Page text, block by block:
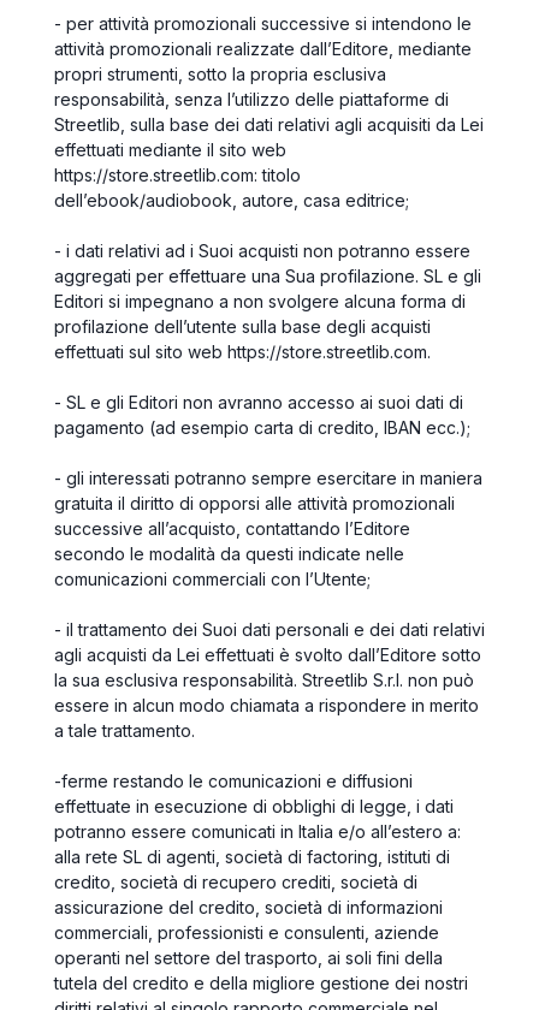
- per attività promozionali successive si intendono le
attività promozionali realizzate dall’Editore, mediante
propri strumenti, sotto la propria esclusiva
responsabilità, senza l’utilizzo delle piattaforme di
Streetlib, sulla base dei dati relativi agli acquisiti da Lei
effettuati mediante il sito web
https://store.streetlib.com: titolo
dell’ebook/audiobook, autore, casa editrice;
- i dati relativi ad i Suoi acquisti non potranno essere
aggregati per effettuare una Sua profilazione. SL e gli
Editori si impegnano a non svolgere alcuna forma di
profilazione dell’utente sulla base degli acquisti
effettuati sul sito web https://store.streetlib.com.
- SL e gli Editori non avranno accesso ai suoi dati di
pagamento (ad esempio carta di credito, IBAN ecc.);
- gli interessati potranno sempre esercitare in maniera
gratuita il diritto di opporsi alle attività promozionali
successive all’acquisto, contattando l’Editore
secondo le modalità da questi indicate nelle
comunicazioni commerciali con l’Utente;
- il trattamento dei Suoi dati personali e dei dati relativi
agli acquisti da Lei effettuati è svolto dall’Editore sotto
la sua esclusiva responsabilità. Streetlib S.r.l. non può
essere in alcun modo chiamata a rispondere in merito
a tale trattamento.
-ferme restando le comunicazioni e diffusioni
effettuate in esecuzione di obblighi di legge, i dati
potranno essere comunicati in Italia e/o all’estero a:
alla rete SL di agenti, società di factoring, istituti di
credito, società di recupero crediti, società di
assicurazione del credito, società di informazioni
commerciali, professionisti e consulenti, aziende
operanti nel settore del trasporto, ai soli fini della
tutela del credito e della migliore gestione dei nostri